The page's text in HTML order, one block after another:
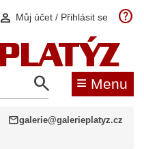
person Můj účet / Přihlásit se help
search ≡ Menu
mailgalerie@galerieplatyz.cz